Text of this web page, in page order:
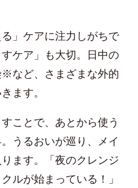
」ケアに注力しがちで
ケア」も大切。日中の
など、さまざまな外的
ます。
ことで、あとから使う
うるおいが巡り、メイ
ます。「夜のクレンジ
ルが始まっている！」